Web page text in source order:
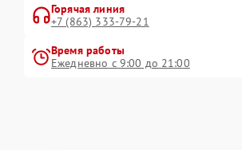
Горячая линия
+7 (863) 333-79-21
Время работы
Ежедневно с 9:00 до 21:00